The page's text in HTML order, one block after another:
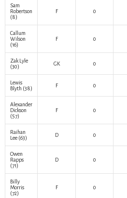
Sam
Robertson
(8)
F 0
Callum
Wilson
(16)
F 0
Zak Lyle
(30)
GK 0
Lewis
Blyth (38) F 0
Alexander
Dickson
(57)
F 0
Raihan
Lee (63) D 0
Owen
Rapps
(71)
D 0
Billy
Morris
(72)
F 0